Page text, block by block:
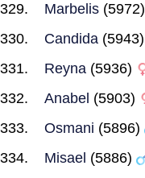
Marbelis (5972)
Candida (5943)
Reyna (5936)
Anabel (5903)
Osmani (5896)
Misael (5886)